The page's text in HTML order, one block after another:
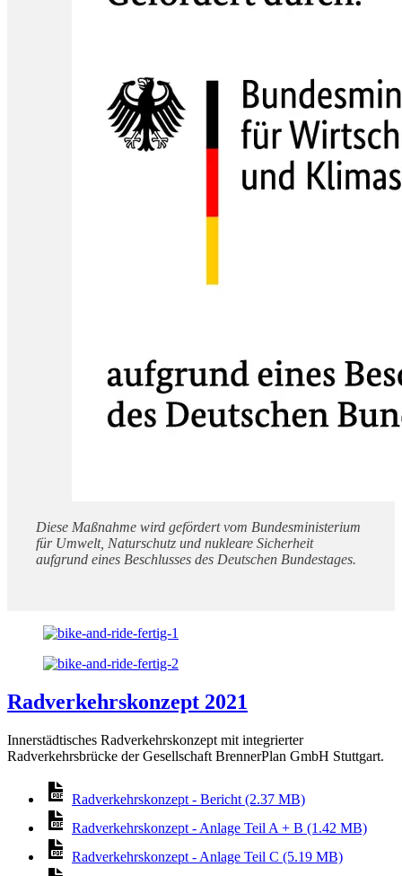
Diese Maßnahme wird gefördert vom Bundesministerium
für Umwelt, Naturschutz und nukleare Sicherheit
aufgrund eines Beschlusses des Deutschen Bundestages.
Radverkehrskonzept 2021
Innerstädtisches Radverkehrskonzept mit integrierter
Radverkehrsbrücke der Gesellschaft BrennerPlan GmbH Stuttgart.
Radverkehrskonzept - Bericht (2.37 MB)
Radverkehrskonzept - Anlage Teil A + B (1.42 MB)
Radverkehrskonzept - Anlage Teil C (5.19 MB)